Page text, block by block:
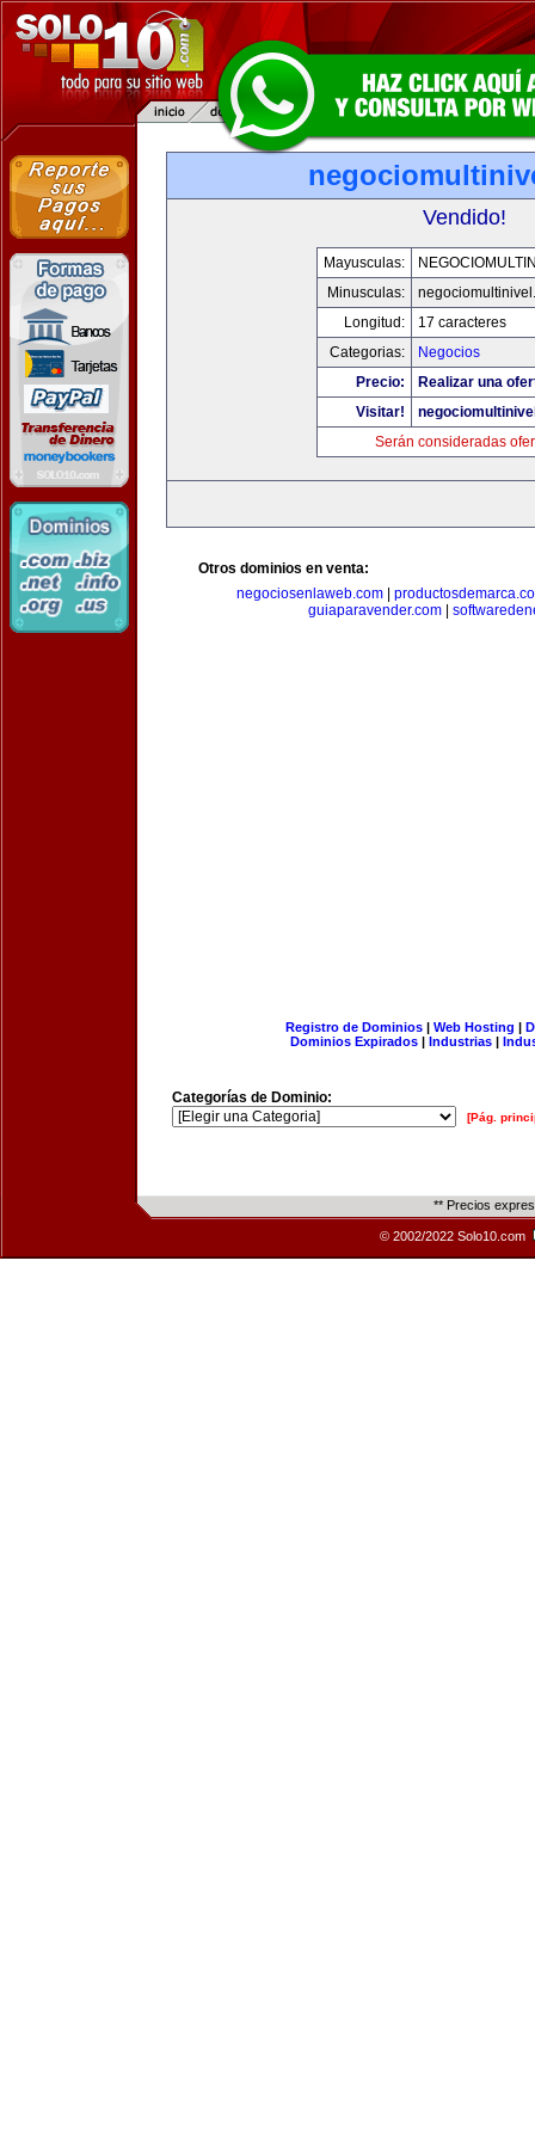
Vendido!
Mayusculas:
Minusculas:
Longitud:
17 caracteres
Categorias:
Negocios
Precio:
Realizar una
Visitar!
Serán consideradas
Otros dominios en venta:
negociosenlaweb.com
guiaparavender.com|
Registro de Dominios| Web Hosting |
Dominios Expirados | Industrias |
Categorías de Dominio:
[Pág.
** Precios
© 2002/2022 Solo10.com